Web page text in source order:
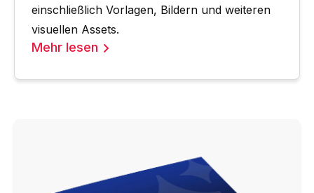
einschließlich Vorlagen, Bildern und weiteren
visuellen Assets.
Mehr lesen